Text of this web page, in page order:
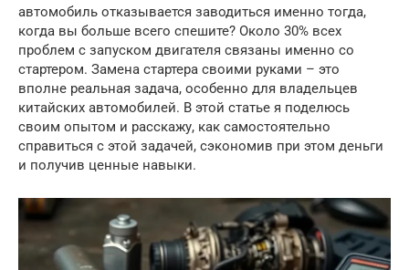
автомобиль отказывается заводиться именно тогда,
когда вы больше всего спешите? Около 30% всех
проблем с запуском двигателя связаны именно со
стартером. Замена стартера своими руками – это
вполне реальная задача, особенно для владельцев
китайских автомобилей. В этой статье я поделюсь
своим опытом и расскажу, как самостоятельно
справиться с этой задачей, сэкономив при этом деньги
и получив ценные навыки.